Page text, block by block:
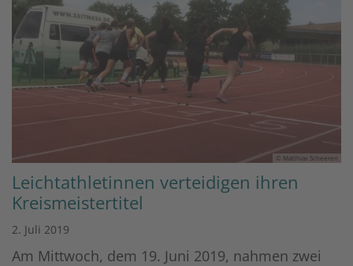
© Matthias Scheeren
Leichtathletinnen verteidigen ihren
Kreismeistertitel
2. Juli 2019
Am Mittwoch, dem 19. Juni 2019, nahmen zwei